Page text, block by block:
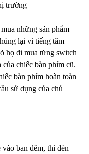
trường
những sản phẩm
lại vì tiếng tăm
họ đi mua từng switch
chiếc bàn phím cũ.
bàn phím hoàn toàn
sử dụng của chủ
ban đêm, thì đèn